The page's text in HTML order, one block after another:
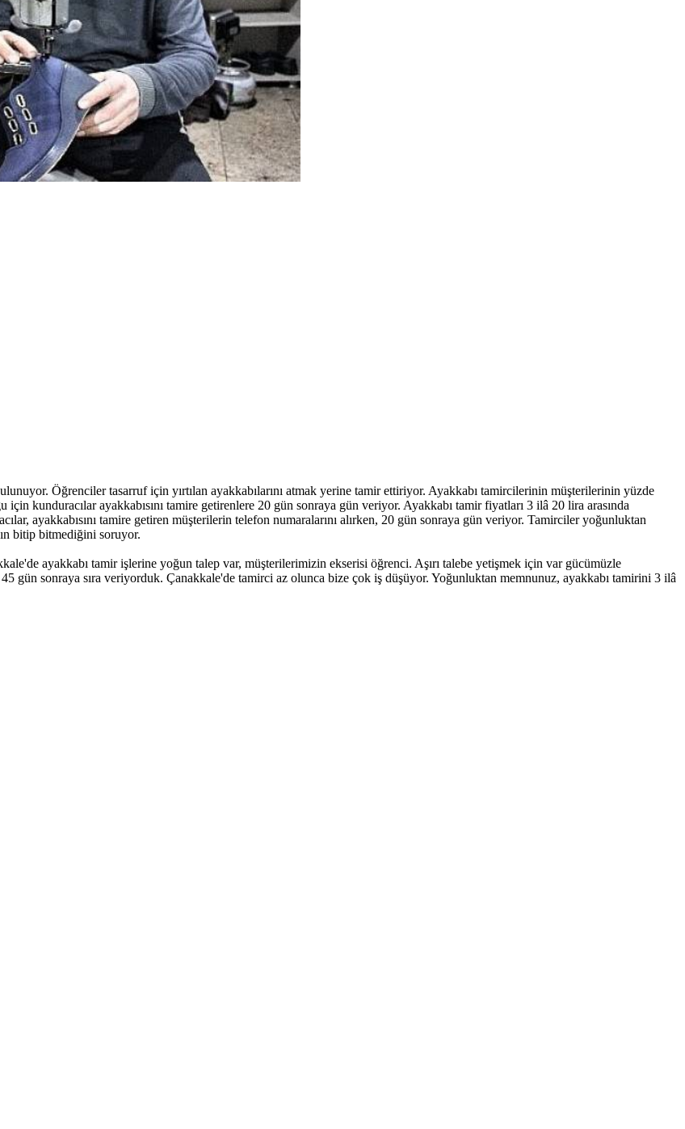
Öğrenciler tasarruf için yırtılan ayakkabılarını atmak yerine tamir ettiriyor. Ayakkabı tamircilerinin müşterilerinin yüzde
kunduracılar ayakkabısını tamire getirenlere 20 gün sonraya gün veriyor. Ayakkabı tamir fiyatları 3 ilâ 20 lira arasında
ayakkabısını tamire getiren müşterilerin telefon numaralarını alırken, 20 gün sonraya gün veriyor. Tamirciler yoğunluktan
bitip bitmediğini soruyor.
ayakkabı tamir işlerine yoğun talep var, müşterilerimizin ekserisi öğrenci. Aşırı talebe yetişmek için var gücümüzle
gün sonraya sıra veriyorduk. Çanakkale'de tamirci az olunca bize çok iş düşüyor. Yoğunluktan memnunuz, ayakkabı tamirini 3 ilâ